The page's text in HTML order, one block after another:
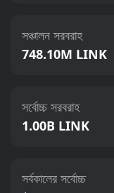
সঞ্চালন সরবরাহ
748.10M LINK
সর্বোচ্চ সরবরাহ
1.00B LINK
সর্বকালের সর্বোচ্চ